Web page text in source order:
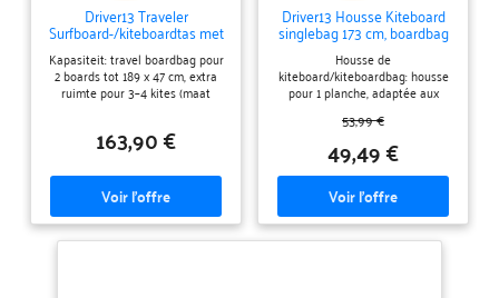
Driver13 Traveler
Surfboard-/kiteboardtas met
wielen 192 cm, Travel
boardbag voor 2 Boards tot
189 x 47 cm, ca. 300 L, zwart
Kapasiteit: travel boardbag pour
2 boards tot 189 x 47 cm, extra
ruimte pour 3–4 kites (maat
afhankelijk) Reisgemak: durables
rondomlopende 2-weg rits pour
makkelijk inpakken Protectie:
gevoerde constructie avec
versterkte bodem et gevoerde
tussenplaat; fixatiebanden pour
beide boards Specificaties:
extérieur polyester, binnenzak
163,90 €
Driver13 Housse Kiteboard
singlebag 173 cm, boardbag
rembourré avec Protection
d’ailerons, bandoulière, Noir
Housse de
kiteboard/kiteboardbag: housse
pour 1 planche, adaptée aux
planches jusqu’à 170 x 57 cm,
pour transport et stockage en
kitesurf Confort: système de
portage avec bandoulière et
poignée, réglable
individuellement pour un
transport confortable jusqu’au
spot Protection: rembourrage en
mousse tout autour et matériaux
53,99 €
49,49 €